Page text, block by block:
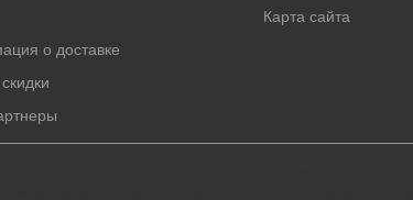
о доставке
Карта сайта